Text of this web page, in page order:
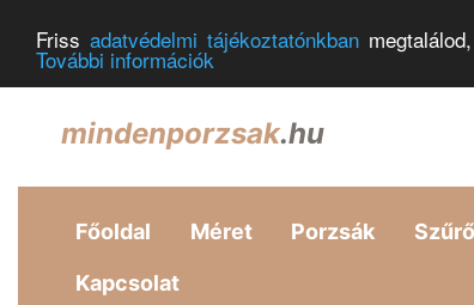
Frissadatvédelmi tájékoztatónkban
További információk
mindenporzsak.hu
Főoldal Méret Porzsák
Kapcsolat